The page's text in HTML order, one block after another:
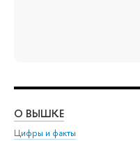
О ВЫШКЕ
Цифры и факты